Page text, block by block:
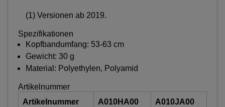
(1) Versionen ab 2019.
Spezifikationen
Kopfbandumfang: 53-63 cm
Gewicht: 30 g
Material: Polyethylen, Polyamid
Artikelnummer
Artikelnummer
A010HA00 A010JA00